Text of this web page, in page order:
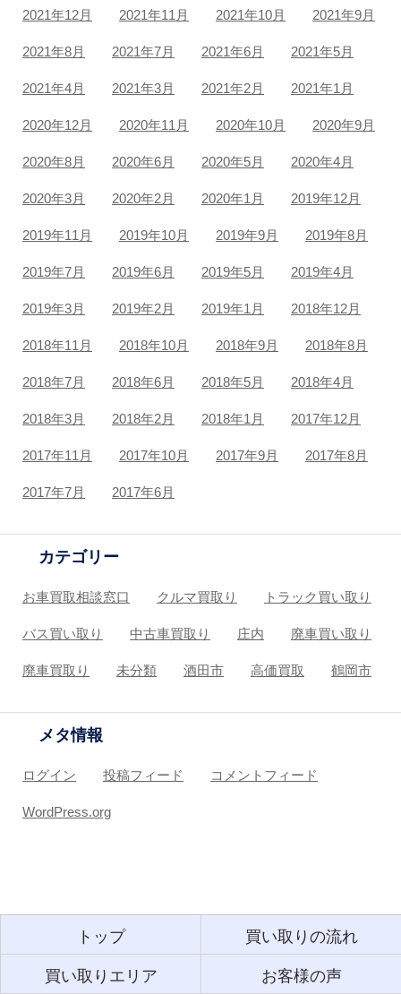
2021年12月 2021年11月 2021年10月 2021年9月
2021年8月 2021年7月 2021年6月 2021年5月
2021年4月 2021年3月 2021年2月 2021年1月
2020年12月 2020年11月 2020年10月 2020年9月
2020年8月 2020年6月 2020年5月 2020年4月
2020年3月 2020年2月 2020年1月 2019年12月
2019年11月 2019年10月 2019年9月 2019年8月
2019年7月 2019年6月 2019年5月 2019年4月
2019年3月 2019年2月 2019年1月 2018年12月
2018年11月 2018年10月 2018年9月 2018年8月
2018年7月 2018年6月 2018年5月 2018年4月
2018年3月 2018年2月 2018年1月 2017年12月
2017年11月 2017年10月 2017年9月 2017年8月
2017年7月 2017年6月
カテゴリー
お車買取相談窓口 クルマ買取り トラック買い取り
バス買い取り 中古車買取り 庄内 廃車買い取り
廃車買取り 未分類 酒田市 高価買取 鶴岡市
メタ情報
ログイン 投稿フィード コメントフィード
WordPress.org
トップ 買い取りの流れ
買い取りエリア お客様の声